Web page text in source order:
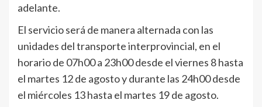
adelante.
El servicio será de manera alternada con las
unidades del transporte interprovincial, en el
horario de 07h00 a 23h00 desde el viernes 8 hasta
el martes 12 de agosto y durante las 24h00 desde
el miércoles 13 hasta el martes 19 de agosto.